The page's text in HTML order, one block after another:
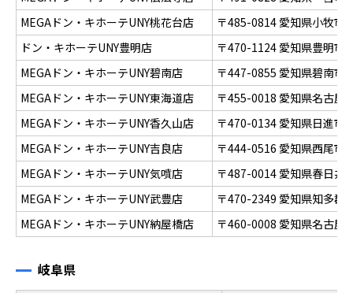
MEGAドン・キホーテUNY桃花台店
〒485-0814 愛知県小牧市
ドン・キホーテUNY豊明店
〒470-1124 愛知県豊明市
MEGAドン・キホーテUNY碧南店
〒447-0855 愛知県碧南市
MEGAドン・キホーテUNY東海道店
〒455-0018 愛知県名古屋
MEGAドン・キホーテUNY香久山店
〒470-0134 愛知県日進市
MEGAドン・キホーテUNY吉良店
〒444-0516 愛知県西尾市
MEGAドン・キホーテUNY気噴店
〒487-0014 愛知県春日井
MEGAドン・キホーテUNY武豊店
〒470-2349 愛知県知多郡
MEGAドン・キホーテUNY納屋橋店
〒460-0008 愛知県名古屋
岐阜県